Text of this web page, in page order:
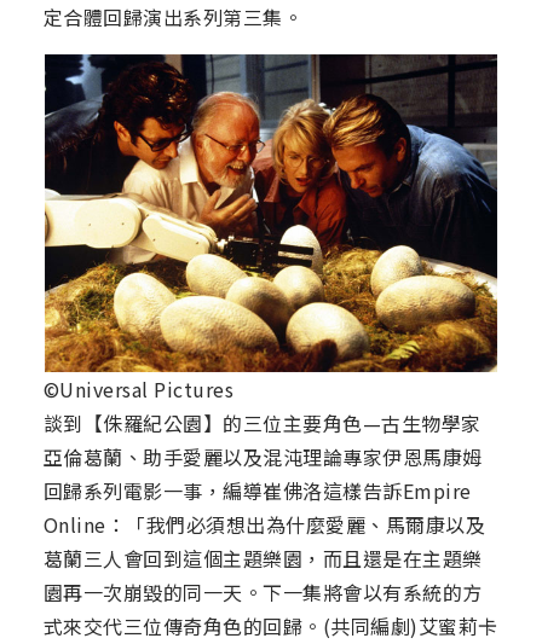
定合體回歸演出系列第三集。
©Universal Pictures
談到【侏羅紀公園】的三位主要角色—古生物學家
亞倫葛蘭、助手愛麗以及混沌理論專家伊恩馬康姆
回歸系列電影一事，編導崔佛洛這樣告訴Empire
Online：「我們必須想出為什麼愛麗、馬爾康以及
葛蘭三人會回到這個主題樂園，而且還是在主題樂
園再一次崩毀的同一天。下一集將會以有系統的方
式來交代三位傳奇角色的回歸。(共同編劇)艾蜜莉卡